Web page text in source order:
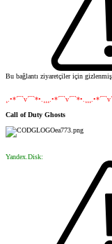
Bu bağlantı ziyaretçiler için
Call of Duty Ghosts
Yandex.Disk: